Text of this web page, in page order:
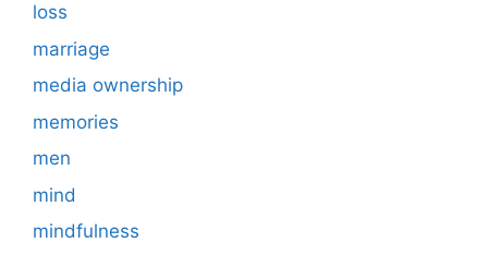
loss
marriage
media ownership
memories
men
mind
mindfulness